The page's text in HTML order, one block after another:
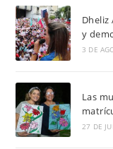
Dheliz
y
3 DE
Las
27 DE